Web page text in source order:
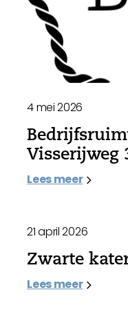
4 mei 2026
Visserijweg
Lees meer
21 april 2026
Zwarte
Lees meer